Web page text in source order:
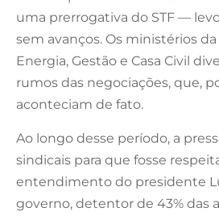
uma prerrogativa do STF —
sem avanços. Os ministérios da
Energia, Gestão e Casa Civil
rumos das negociações, que,
aconteciam de fato.
Ao longo desse período, a
sindicais para que fosse
entendimento do presidente
governo, detentor de 43% das